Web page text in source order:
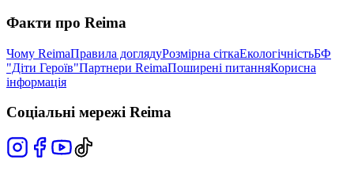
Факти про Reima
Чому ReimaПравила доглядуРозмірна сіткаЕкологічністьБФ
"Діти Героїв"Партнери ReimaПоширені питанняКорисна
інформація
Соціальні мережі Reima